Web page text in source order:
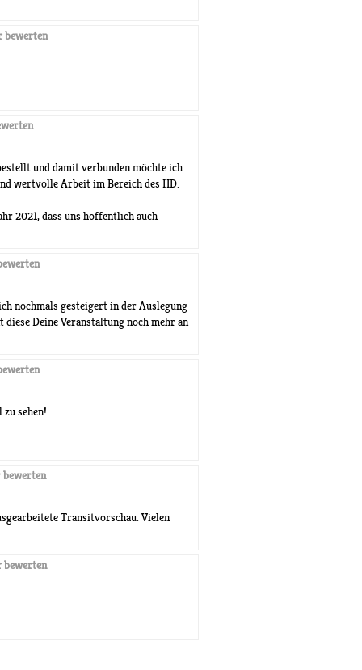
bewerten
und damit verbunden möchte ich
wertvolle Arbeit im Bereich des HD.
2021, dass uns hoffentlich auch
nochmals gesteigert in der Auslegung
Deine Veranstaltung noch mehr an
sehen!
Transitvorschau. Vielen
bewerten